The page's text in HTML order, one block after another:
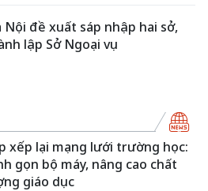
Nội đề xuất sáp nhập hai sở,
lập Sở Ngoại vụ
xếp lại mạng lưới trường học:
gọn bộ máy, nâng cao chất
giáo dục